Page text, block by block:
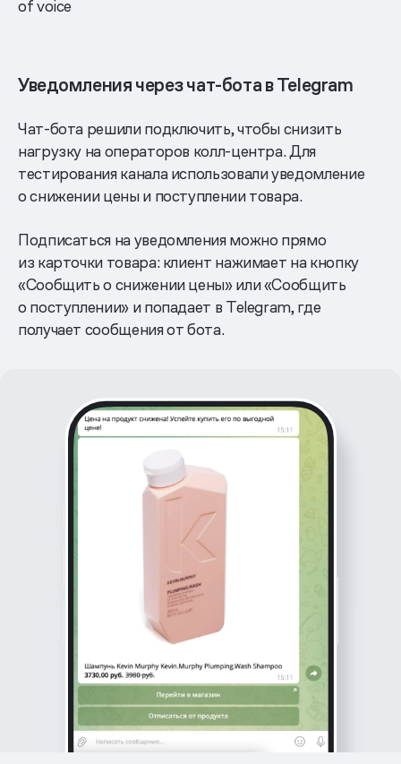
of voice
Уведомления через чат-бота в Telegram
Чат-бота решили подключить, чтобы снизить
нагрузку на операторов колл-центра. Для
тестирования канала использовали уведомление
о снижении цены и поступлении товара.
Подписаться на уведомления можно прямо
из карточки товара: клиент нажимает на кнопку
«Сообщить о снижении цены» или «Сообщить
о поступлении» и попадает в Telegram, где
получает сообщения от бота.